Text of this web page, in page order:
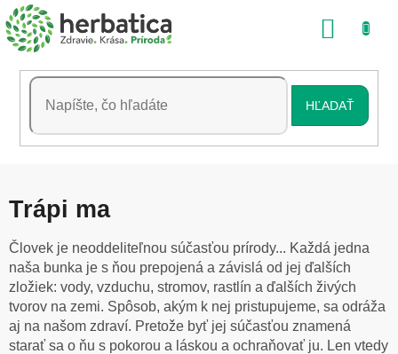
Prejsť
na
obsah
HĽADAŤ
Trápi ma
Človek je neoddeliteľnou súčasťou prírody... Každá jedna
naša bunka je s ňou prepojená a závislá od jej ďalších
zložiek: vody, vzduchu, stromov, rastlín a ďalších živých
tvorov na zemi. Spôsob, akým k nej pristupujeme, sa odráža
aj na našom zdraví. Pretože byť jej súčasťou znamená
starať sa o ňu s pokorou a láskou a ochraňovať ju. Len vtedy